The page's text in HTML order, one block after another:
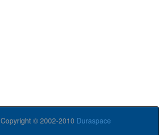
Copyright © 2002-2010 Duraspace